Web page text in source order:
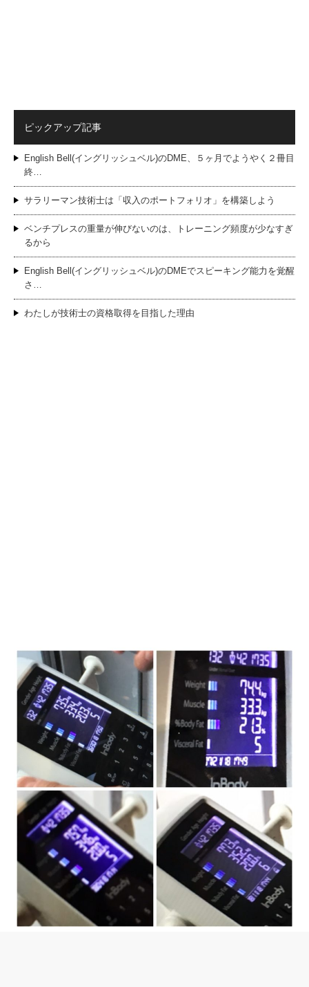
ピックアップ記事
English Bell(イングリッシュベル)のDME、５ヶ月でようやく２冊目
終…
サラリーマン技術士は「収入のポートフォリオ」を構築しよう
ベンチプレスの重量が伸びないのは、トレーニング頻度が少なすぎ
るから
English Bell(イングリッシュベル)のDMEでスピーキング能力を覚醒
さ…
わたしが技術士の資格取得を目指した理由